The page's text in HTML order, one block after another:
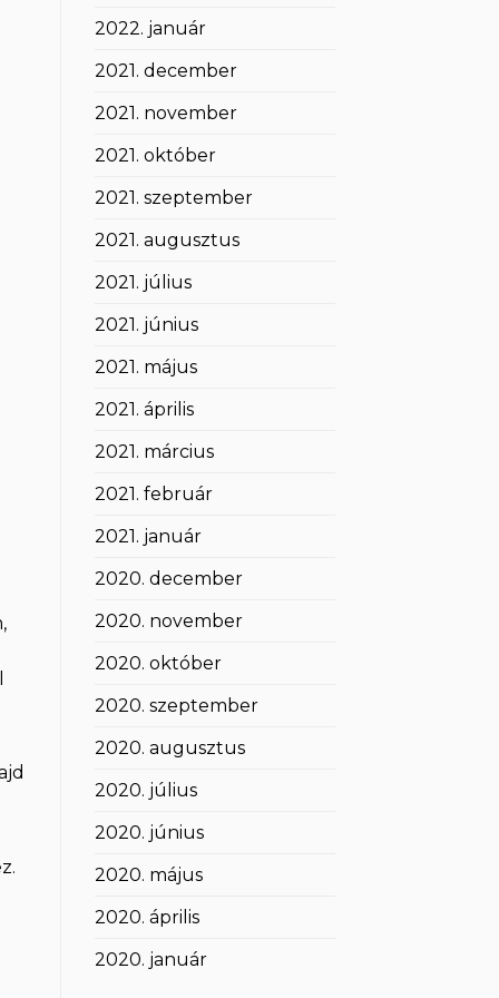
2022. január
2021. december
2021. november
2021. október
2021. szeptember
2021. augusztus
2021. július
2021. június
2021. május
2021. április
2021. március
2021. február
2021. január
2020. december
2020. november
2020. október
2020. szeptember
2020. augusztus
2020. július
2020. június
2020. május
2020. április
2020. január